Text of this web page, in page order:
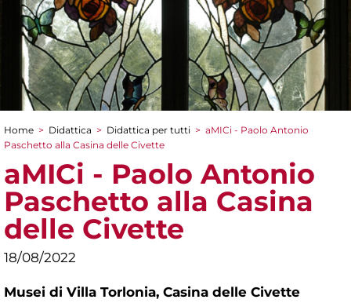
Tu sei qui
Home > Didattica > Didattica per tutti > aMICi - Paolo Antonio
Paschetto alla Casina delle Civette
aMICi - Paolo Antonio
Paschetto alla Casina
delle Civette
18/08/2022
Musei di Villa Torlonia, Casina delle Civette